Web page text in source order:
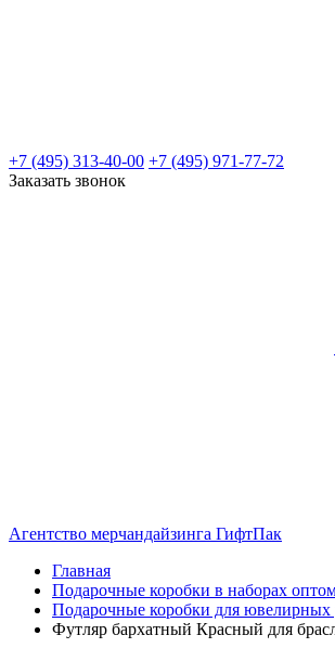
+7 (495) 313-40-00 +7 (495) 971-77-72
Заказать звонок
Агентство мерчандайзинга ГифтПак
Главная
Подарочные коробки в наборах
Подарочные коробки для
Футляр бархатный Красный для